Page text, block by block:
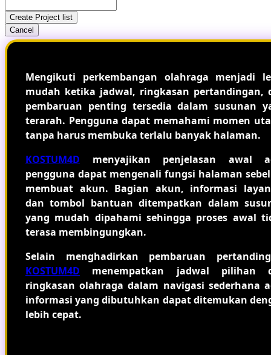
Create Project list
Cancel
Mengikuti perkembangan olahraga menjadi
mudah ketika jadwal, ringkasan pertandingan,
pembaruan penting tersedia dalam susunan
terarah. Pengguna dapat memahami momen
tanpa harus membuka terlalu banyak halaman.
KOSTUM4D menyajikan penjelasan awal
pengguna dapat mengenali fungsi halaman
membuat akun. Bagian akun, informasi
dan tombol bantuan ditempatkan dalam
yang mudah dipahami sehingga proses awal
terasa membingungkan.
Selain menghadirkan pembaruan
KOSTUM4D menempatkan jadwal pilihan
ringkasan olahraga dalam navigasi sederhana
informasi yang dibutuhkan dapat ditemukan
lebih cepat.